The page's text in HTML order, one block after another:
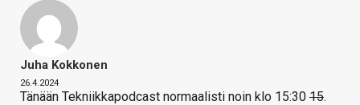
Juha Kokkonen
26.4.2024
Tänään Tekniikkapodcast normaalisti noin klo 15:30 15.